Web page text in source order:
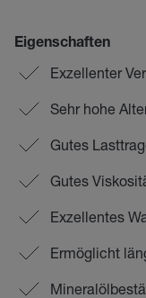
Eigenschaften
Exzellenter
Sehr hohe
Gutes
Gutes
Exzellentes
Ermöglicht